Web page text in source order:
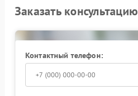
Заказать консультацию
Контактный телефон: